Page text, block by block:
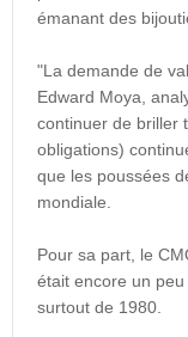
émanant des
"La demande de
Edward Moya,
continuer de briller
obligations)
que les poussées
mondiale.
Pour sa part, le
était encore un
surtout de 1980.